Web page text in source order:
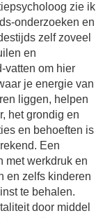
zie ik
onderzoeken en
zelf zoveel
en
vatten om hier
je energie van
liggen, helpen
het grondig en
en behoeften is
Een
met werkdruk en
en zelfs kinderen
te behalen.
door middel